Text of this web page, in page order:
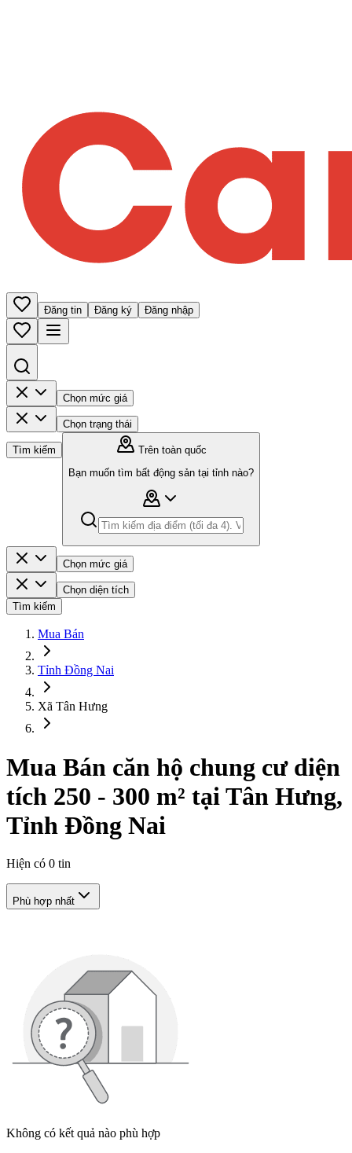
Đăng tin Đăng ký Đăng nhập
Chọn mức giá
Chọn trạng thái
Tìm kiếm
Trên toàn quốc
Bạn muốn tìm bất động sản tại tỉnh nào?
Chọn mức giá
Chọn diện tích
Tìm kiếm
Mua Bán
Tỉnh Đồng Nai
Xã Tân Hưng
Mua Bán căn hộ chung cư diện
tích 250 - 300 m² tại Tân Hưng,
Tỉnh Đồng Nai
Hiện có 0 tin
Phù hợp nhất
Không có kết quả nào phù hợp